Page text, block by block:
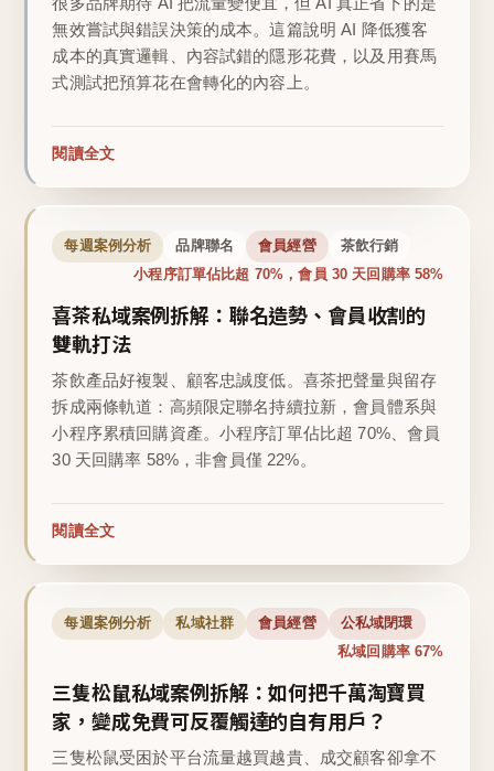
無效嘗試與錯誤決策的成本。這篇說明 AI 降低獲客
成本的真實邏輯、內容試錯的隱形花費，以及用賽馬
式測試把預算花在會轉化的內容上。
閱讀全文
每週案例分析 品牌聯名 會員經營 茶飲行銷
小程序訂單佔比超 70%，會員 30 天回購率 58%
喜茶私域案例拆解：聯名造勢、會員收割的
雙軌打法
茶飲產品好複製、顧客忠誠度低。喜茶把聲量與留存
拆成兩條軌道：高頻限定聯名持續拉新，會員體系與
小程序累積回購資產。小程序訂單佔比超 70%、會員
30 天回購率 58%，非會員僅 22%。
閱讀全文
每週案例分析 私域社群 會員經營 公私域閉環
私域回購率 67%
三隻松鼠私域案例拆解：如何把千萬淘寶買
家，變成免費可反覆觸達的自有用戶？
三隻松鼠受困於平台流量越買越貴、成交顧客卻拿不